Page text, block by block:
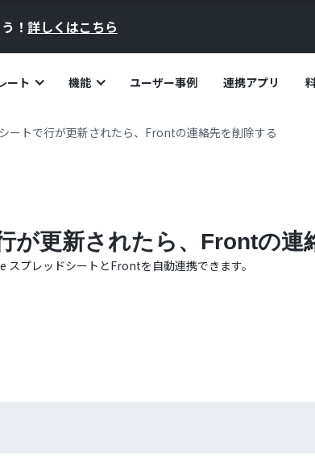
！ 詳しくはこちら
ート 機能 ユーザー事例 連携アプリ
ートで行が更新されたら、Frontの連絡先を削除する
が更新されたら、Frontの連
スプレッドシート とFrontを自動連携できます。